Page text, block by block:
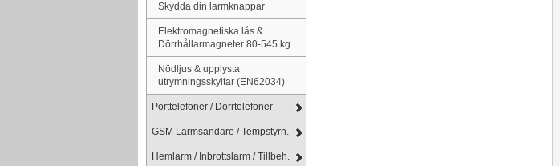
Skydda din larmknappar
Elektromagnetiska lås &
Dörrhållarmagneter 80-545 kg
Nödljus & upplysta
utrymningsskyltar (EN62034)
Porttelefoner / Dörrtelefoner
GSM Larmsändare / Tempstyrn.
Hemlarm / Inbrottslarm / Tillbeh.